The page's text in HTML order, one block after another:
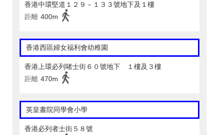
香港中環堅道１２９－１３３號地下及１樓
距離 400m
香港西區婦女福利會幼稚園
香港上環必列啫士街６０號地下 １樓及３樓
距離 470m
英皇書院同學會小學
香港必列者士街５８號